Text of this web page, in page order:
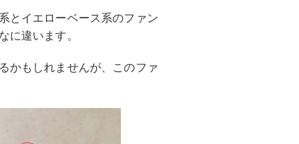
とイエローベース系のファン
に違います。
かもしれませんが、このファ